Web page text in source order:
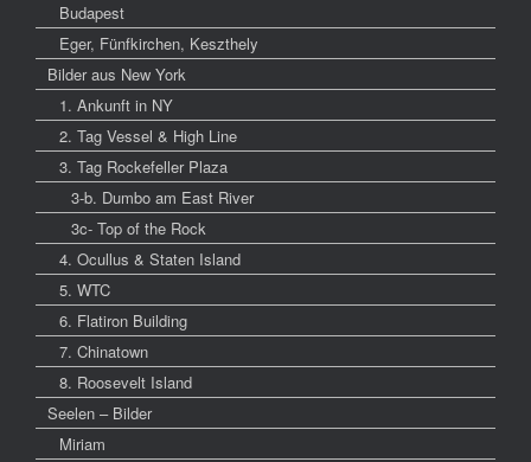
Budapest
Eger, Fünfkirchen, Keszthely
Bilder aus New York
1. Ankunft in NY
2. Tag Vessel & High Line
3. Tag Rockefeller Plaza
3-b. Dumbo am East River
3c- Top of the Rock
4. Ocullus & Staten Island
5. WTC
6. Flatiron Building
7. Chinatown
8. Roosevelt Island
Seelen – Bilder
Miriam